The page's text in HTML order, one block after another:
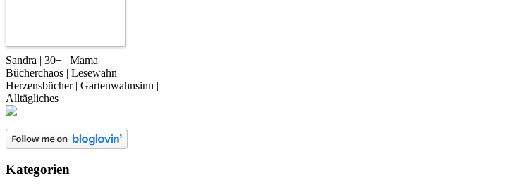
Sandra | 30+ | Mama |
Bücherchaos | Lesewahn |
Herzensbücher | Gartenwahnsinn |
Alltägliches
Kategorien